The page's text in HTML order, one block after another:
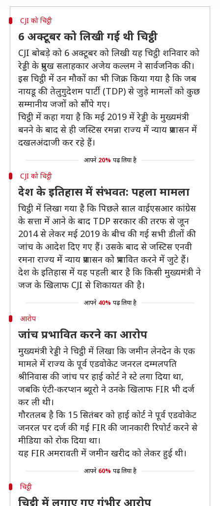
CJI को चिट्ठी
6 अक्टूबर को लिखी गई थी चिट्ठी
CJI बोबड़े को 6 अक्टूबर को लिखी यह चिट्ठी शनिवार को
रेड्डी के प्रमुख सलाहकार अजेय कल्लम ने सार्वजनिक की।
इस चिट्ठी में उन मौकों का भी जिक्र किया गया है कि जब
नायडू की तेलुगुदेशम पार्टी (TDP) से जुड़े मामलों को कुछ
सम्मानीय जजों को सौंपे गए।
चिट्ठी में कहा गया है कि मई 2019 में रेड्डी के मुख्यमंत्री
बनने के बाद से ही जस्टिस रमन्ना राज्य में न्याय प्रशासन में
दखलअंदाजी कर रहे हैं।
आपने 20% पढ़ लिया है
CJI को चिट्ठी
देश के इतिहास में संभवत: पहला मामला
चिट्ठी में लिखा गया है कि पिछले साल वाईएसआर कांग्रेस
के सत्ता में आने के बाद TDP सरकार की तरफ से जून
2014 से लेकर मई 2019 के बीच की गई सभी डीलों की
जांच के आदेश दिए गए हैं। उसके बाद से जस्टिस एनवी
रमना राज्य में न्याय प्रशासन को प्रभावित करने में जुटे हैं।
देश के इतिहास में यह पहली बार है कि किसी मुख्यमंत्री ने
जज के खिलाफ CJI से शिकायत की है।
आपने 40% पढ़ लिया है
आरोप
जांच प्रभावित करने का आरोप
मुख्यमंत्री रेड्डी ने चिट्ठी में लिखा कि जमीन लेनदेन के एक
मामले में राज्य के पूर्व एडवोकेट जनरल दम्मलपति
श्रीनिवास की जांच पर हाई कोर्ट ने स्टे लगा दिया था,
जबकि एंटी-करप्शन ब्यूरो ने उनके खिलाफ FIR भी दर्ज
कर ली थी।
गौरतलब है कि 15 सितंबर को हाई कोर्ट ने पूर्व एडवोकेट
जनरल पर दर्ज की गई FIR की जानकारी रिपोर्ट करने से
मीडिया को रोक दिया था।
यह FIR अमरावती में जमीन खरीद को लेकर हुई थी।
आपने 60% पढ़ लिया है
चिट्ठी
चिट्ठी में लगाए गए गंभीर आरोप